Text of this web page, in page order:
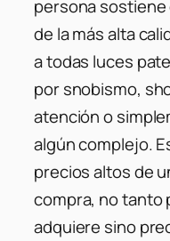
persona
de la más alta
a todas luces
por snobismo,
atención o
algún complejo.
precios altos de
compra, no tanto
adquiere sino